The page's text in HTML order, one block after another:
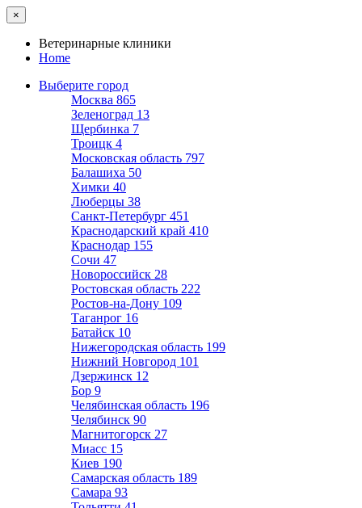
×
Ветеринарные клиники
Home
Выберите город
Москва 865
Зеленоград 13
Щербинка 7
Троицк 4
Московская область 797
Балашиха 50
Химки 40
Люберцы 38
Санкт-Петербург 451
Краснодарский край 410
Краснодар 155
Сочи 47
Новороссийск 28
Ростовская область 222
Ростов-на-Дону 109
Таганрог 16
Батайск 10
Нижегородская область 199
Нижний Новгород 101
Дзержинск 12
Бор 9
Челябинская область 196
Челябинск 90
Магнитогорск 27
Миасс 15
Киев 190
Самарская область 189
Самара 93